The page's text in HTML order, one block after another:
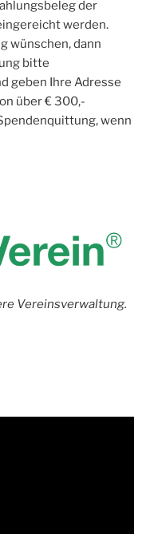
der
werden.
wünschen, dann
bitte
geben Ihre Adresse
über € 300,-
wenn
Vereinsverwaltung.